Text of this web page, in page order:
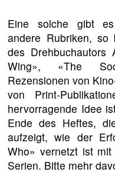
Eine solche gibt
andere Rubriken, so
des Drehbuchautors
Wing», «The
Rezensionen von
von Print-
hervorragende Idee
Ende des Heftes,
aufzeigt, wie der
Who» vernetzt ist
Serien. Bitte mehr